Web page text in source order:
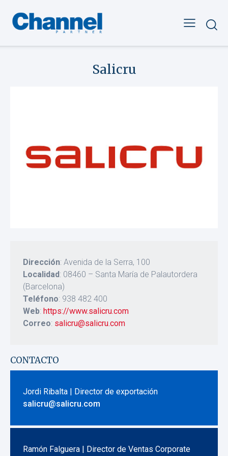
Salicru
Dirección: Avenida de la Serra, 100
Localidad : 08460 – Santa María de Palautordera
(Barcelona)
Teléfono: 938 482 400
Web: https://www.salicru.com
Correo: salicru@salicru.com
CONTACTO
Jordi Ribalta | Director de exportación
salicru@salicru.com
Ramón Falguera | Director de Ventas Corporate